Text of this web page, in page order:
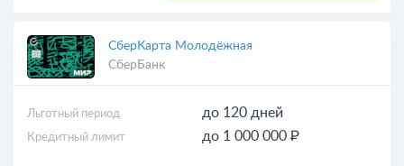
СберКарта Молодёжная
СберБанк
Льготный период до 120 дней
Кредитный лимит до 1 000 000 ₽